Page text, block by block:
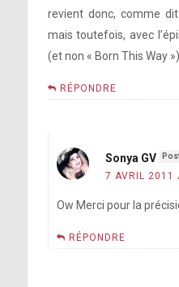
revient donc, comme
mais toutefois, avec
(et non « Born This Way »).
RÉPONDRE
Sonya GV
7 AVRIL 2011
Ow Merci pour la
RÉPONDRE